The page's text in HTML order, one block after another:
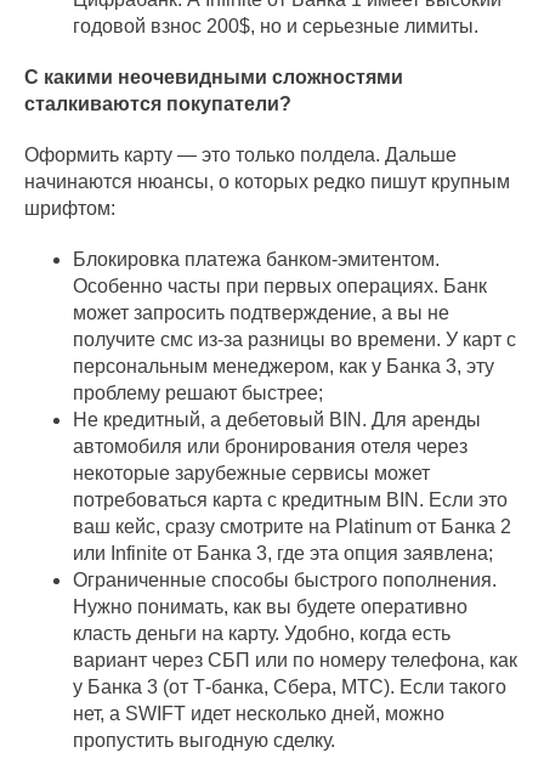
годовой взнос 200$, но и серьезные лимиты.
С какими неочевидными сложностями
сталкиваются покупатели?
Оформить карту — это только полдела. Дальше
начинаются нюансы, о которых редко пишут крупным
шрифтом:
Блокировка платежа банком-эмитентом.
Особенно часты при первых операциях. Банк
может запросить подтверждение, а вы не
получите смс из-за разницы во времени. У карт с
персональным менеджером, как у Банка 3, эту
проблему решают быстрее;
Не кредитный, а дебетовый BIN. Для аренды
автомобиля или бронирования отеля через
некоторые зарубежные сервисы может
потребоваться карта с кредитным BIN. Если это
ваш кейс, сразу смотрите на Platinum от Банка 2
или Infinite от Банка 3, где эта опция заявлена;
Ограниченные способы быстрого пополнения.
Нужно понимать, как вы будете оперативно
класть деньги на карту. Удобно, когда есть
вариант через СБП или по номеру телефона, как
у Банка 3 (от Т-банка, Сбера, МТС). Если такого
нет, а SWIFT идет несколько дней, можно
пропустить выгодную сделку.